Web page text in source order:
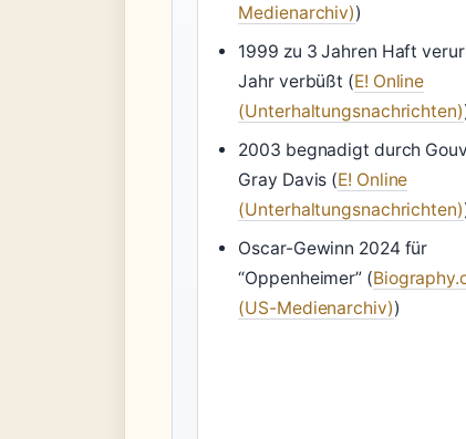
Medienarchiv))
1999 zu 3 Jahren Haft
Jahr verbüßt (E! Online
(Unterhaltungsnachrichten)
2003 begnadigt durch
Gray Davis (E! Online
(Unterhaltungsnachrichten)
Oscar-Gewinn 2024 für
“Oppenheimer” (
(US-Medienarchiv))